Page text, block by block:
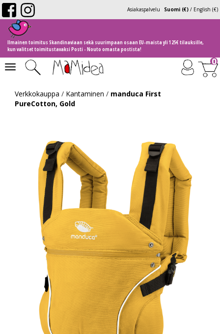
Suomi (€) / English (€)
Asiakaspalvelu
Ilmainen toimitus Skandinaviaan sekä suurimpaan osaan EU-maista yli 125€ tilauksille,
kun valitset toimitustavaksi Posti - Nouto omasta postista!
Toggle
navigation
0
Verkkokauppa / Kantaminen / manduca First
PureCotton, Gold